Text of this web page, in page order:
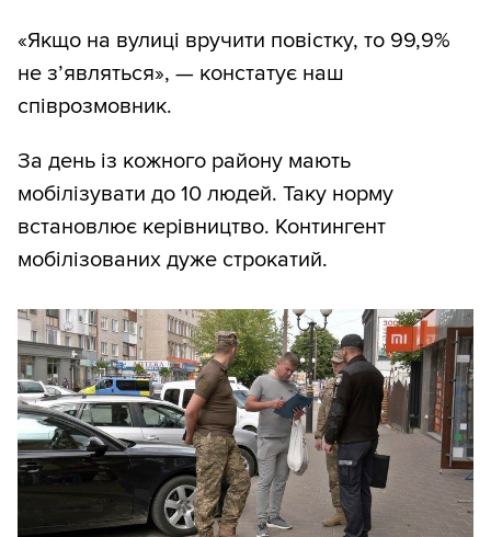
«Якщо на вулиці вручити повістку, то 99,9%
не з’являться», — констатує наш
співрозмовник.
За день із кожного району мають
мобілізувати до 10 людей. Таку норму
встановлює керівництво. Контингент
мобілізованих дуже строкатий.